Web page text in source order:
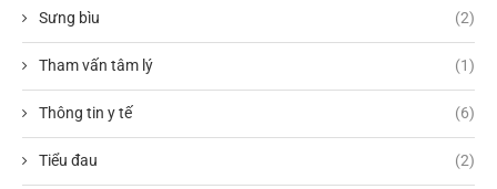
Sưng bìu (2)
Tham vấn tâm lý (1)
Thông tin y tế (6)
Tiểu đau (2)